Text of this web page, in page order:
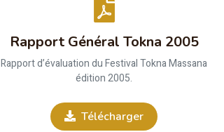
Rapport Général Tokna 2005
Rapport d’évaluation du Festival Tokna Massana
édition 2005.
Télécharger